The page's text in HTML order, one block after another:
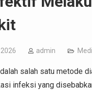
admin
salah satu metode
infeksi yang